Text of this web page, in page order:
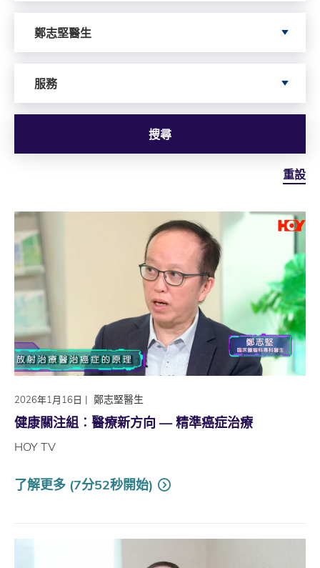
鄭志堅醫生
服務
搜尋
重設
2026年1月16日 | 鄭志堅醫生
健康關注組︰醫療新方向 — 精準癌症治療
HOY TV
了解更多 (7分52秒開始)